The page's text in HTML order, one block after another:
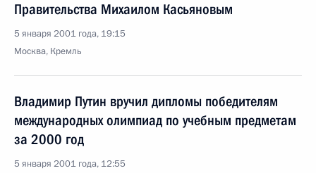
Правительства Михаилом Касьяновым
5 января 2001 года, 19:15
Москва, Кремль
Владимир Путин вручил дипломы победителям
международных олимпиад по учебным предметам
за 2000 год
5 января 2001 года, 12:55